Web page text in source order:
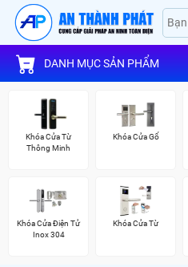
DANH MỤC SẢN PHẨM
Khóa Cửa Từ
Thông Minh
Khóa Cửa Gổ
Khóa Cửa Điện Tử
Inox 304
Khóa Cửa Từ